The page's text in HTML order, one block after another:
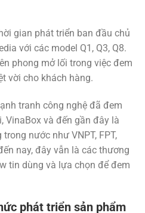
gian phát triển ban đầu chủ
với các model Q1, Q3, Q8.
phong mở lối trong việc đem
vời cho khách hàng.
tranh công nghệ đã đem
VinaBox và đến gần đây là
nước như VNPT, FPT,
nay, đây vẫn là các thương
tin dùng và lựa chọn để đem
phát triển sản phẩm